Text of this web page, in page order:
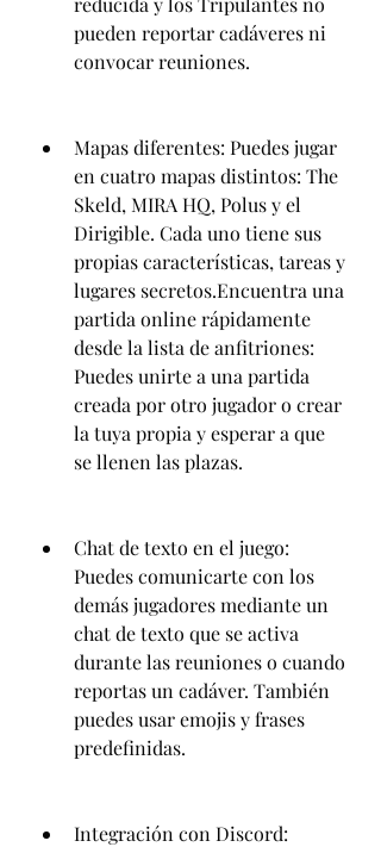
pueden reportar cadáveres ni
convocar reuniones.
Mapas diferentes: Puedes jugar
en cuatro mapas distintos: The
Skeld, MIRA HQ, Polus y el
Dirigible. Cada uno tiene sus
propias características, tareas y
lugares secretos.Encuentra una
partida online rápidamente
desde la lista de anfitriones:
Puedes unirte a una partida
creada por otro jugador o crear
la tuya propia y esperar a que
se llenen las plazas.
Chat de texto en el juego:
Puedes comunicarte con los
demás jugadores mediante un
chat de texto que se activa
durante las reuniones o cuando
reportas un cadáver. También
puedes usar emojis y frases
predefinidas.
Integración con Discord: